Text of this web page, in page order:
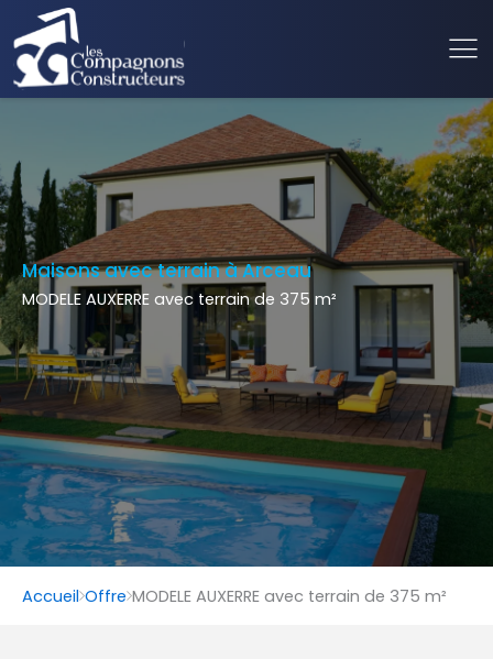
Maisons avec terrain à Arceau
MODELE AUXERRE avec terrain de 375 m²
Accueil Offre MODELE AUXERRE avec terrain de 375 m²